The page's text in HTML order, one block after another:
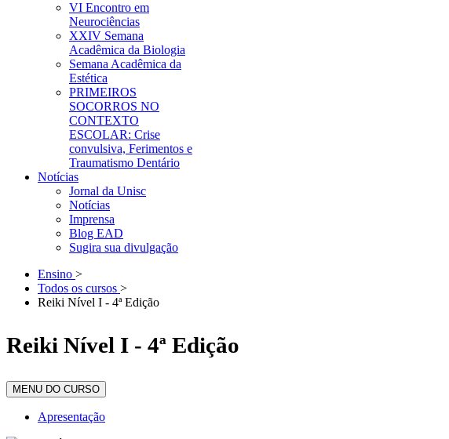
VI Encontro em
Neurociências
XXIV Semana
Acadêmica da Biologia
Semana Acadêmica da
Estética
PRIMEIROS
SOCORROS NO
CONTEXTO
ESCOLAR: Crise
convulsiva, Ferimentos e
Traumatismo Dentário
Notícias
Jornal da Unisc
Notícias
Imprensa
Blog EAD
Sugira sua divulgação
Ensino >
Todos os cursos >
Reiki Nível I - 4ª Edição
Reiki Nível I - 4ª Edição
MENU DO CURSO
Apresentação